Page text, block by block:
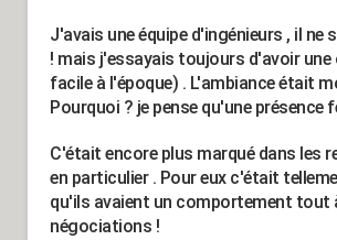
J'avais une équipe d'ingénieurs , il
! mais j'essayais toujours d'avoir
facile à l'époque) . L'ambiance était
Pourquoi ? je pense qu'une
C'était encore plus marqué dans les
en particulier . Pour eux c'était
qu'ils avaient un comportement tout
négociations !